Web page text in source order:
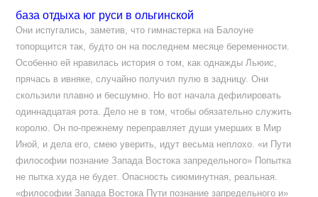
база отдыха юг руси в ольгинской
Они испугались, заметив, что гимнастерка на Балоуне
топорщится так, будто он на последнем месяце беременности.
Особенно ей нравилась история о том, как однажды Льюис,
прячась в ивняке, случайно получил пулю в задницу. Они
скользили плавно и бесшумно. Но вот начала дефилировать
одиннадцатая рота. Дело не в том, чтобы обязательно служить
королю. Он по-прежнему переправляет души умерших в Мир
Иной, и дела его, смею уверить, идут весьма неплохо. «и Пути
философии познание Запада Востока запредельного» Попытка
не пытка худа не будет. Опасность сиюминутная, реальная.
«философии Запада Востока Пути познание запредельного и»